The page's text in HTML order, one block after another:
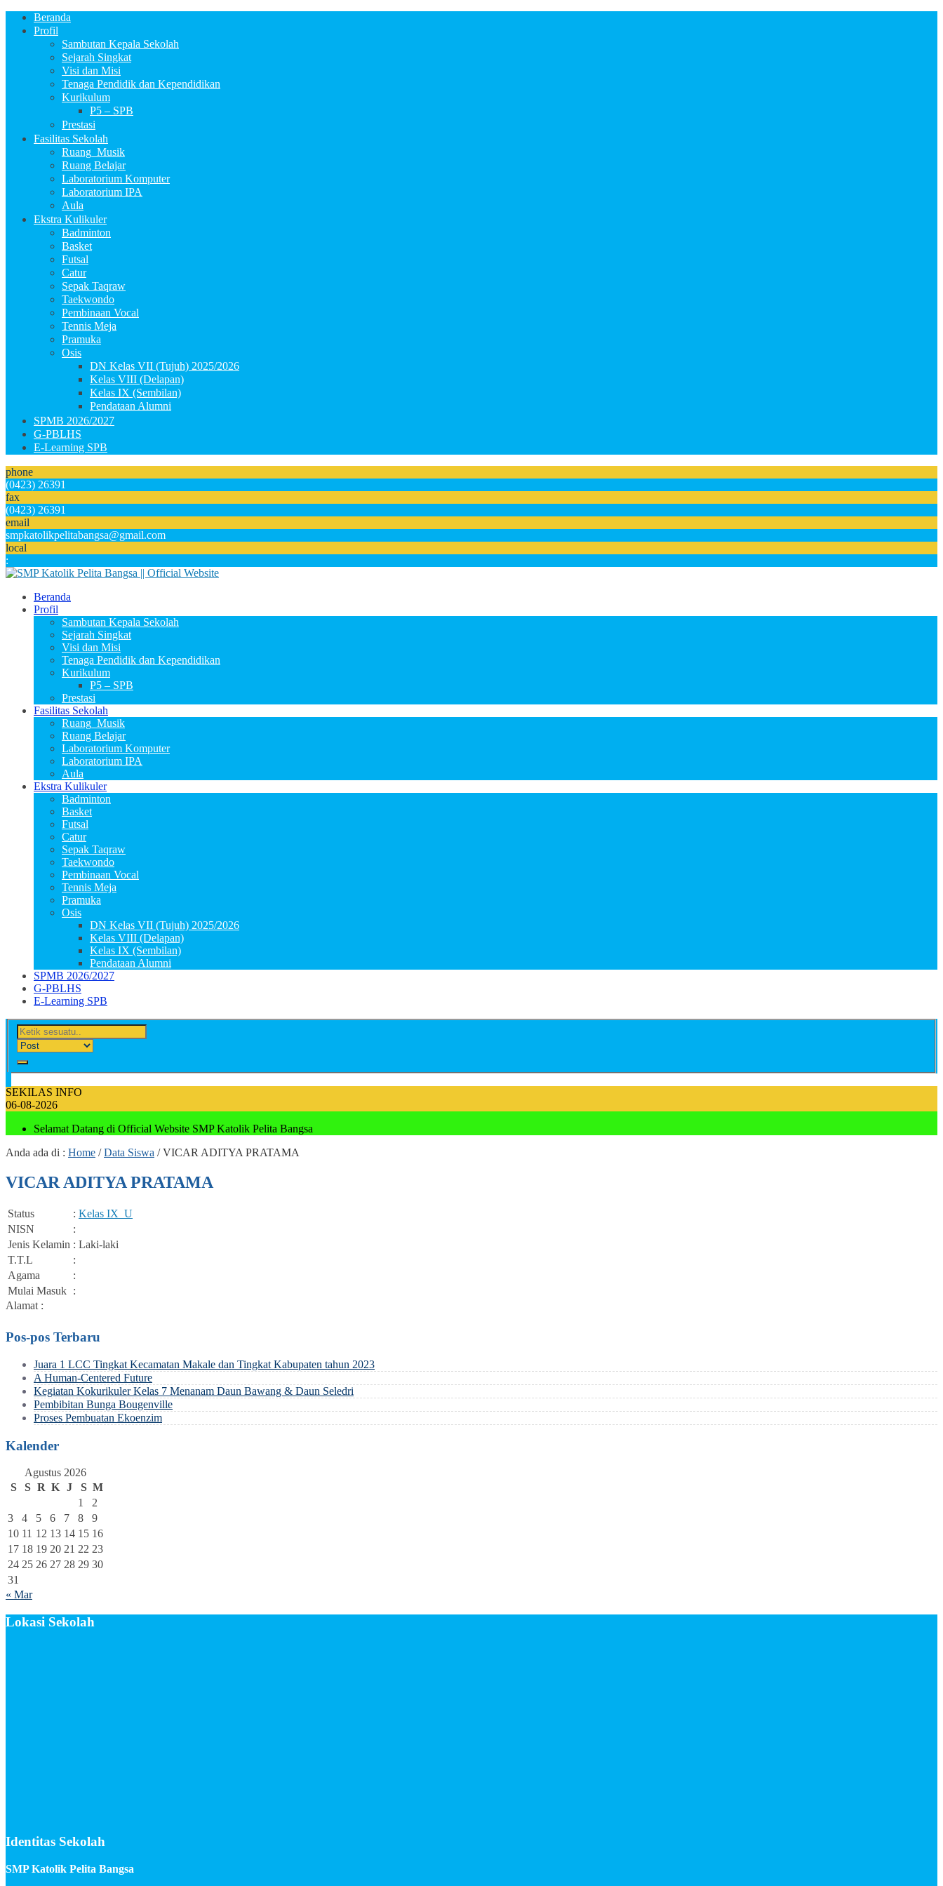
Beranda
Profil
Sambutan Kepala Sekolah
Sejarah Singkat
Visi dan Misi
Tenaga Pendidik dan Kependidikan
Kurikulum
P5 – SPB
Prestasi
Fasilitas Sekolah
Ruang_Musik
Ruang Belajar
Laboratorium Komputer
Laboratorium IPA
Aula
Ekstra Kulikuler
Badminton
Basket
Futsal
Catur
Sepak Taqraw
Taekwondo
Pembinaan Vocal
Tennis Meja
Pramuka
Osis
DN Kelas VII (Tujuh) 2025/2026
Kelas VIII (Delapan)
Kelas IX (Sembilan)
Pendataan Alumni
SPMB 2026/2027
G-PBLHS
E-Learning SPB
phone
(0423) 26391
fax
(0423) 26391
email
smpkatolikpelitabangsa@gmail.com
local
:
Beranda
Profil
Sambutan Kepala Sekolah
Sejarah Singkat
Visi dan Misi
Tenaga Pendidik dan Kependidikan
Kurikulum
P5 – SPB
Prestasi
Fasilitas Sekolah
Ruang_Musik
Ruang Belajar
Laboratorium Komputer
Laboratorium IPA
Aula
Ekstra Kulikuler
Badminton
Basket
Futsal
Catur
Sepak Taqraw
Taekwondo
Pembinaan Vocal
Tennis Meja
Pramuka
Osis
DN Kelas VII (Tujuh) 2025/2026
Kelas VIII (Delapan)
Kelas IX (Sembilan)
Pendataan Alumni
SPMB 2026/2027
G-PBLHS
E-Learning SPB
SEKILAS INFO
06-08-2026
Selamat Datang di Official Website SMP Katolik Pelita Bangsa
Anda ada di : Home /Data Siswa /VICAR ADITYA PRATAMA
VICAR ADITYA PRATAMA
Status : Kelas IX_ U
NISN
:
Jenis Kelamin : Laki-laki
T.T.L
:
Agama
:
Mulai Masuk :
Alamat :
Pos-pos Terbaru
Juara 1 LCC Tingkat Kecamatan Makale dan Tingkat Kabupaten tahun 2023
A Human-Centered Future
Kegiatan Kokurikuler Kelas 7 Menanam Daun Bawang & Daun Seledri
Pembibitan Bunga Bougenville
Proses Pembuatan Ekoenzim
Kalender
Agustus 2026
S
S R K J S M
1
2
3
4 5 6 7 8
9
10 11 12 13 14 15 16
17 18 19 20 21 22 23
24 25 26 27 28 29 30
31
« Mar
Lokasi Sekolah
Identitas Sekolah
SMP Katolik Pelita Bangsa